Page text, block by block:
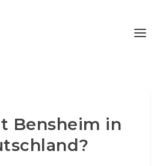
Bensheim in